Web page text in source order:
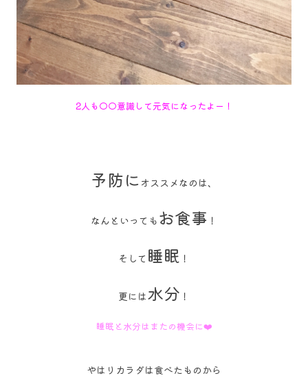
2人も◯◯意識して元気になったよー！
予防に オススメなのは、
なんといっても お食事 ！
そして 睡眠 ！
更には水分 ！
睡眠と水分はまたの機会に❤️
やはりカラダは食べたものから